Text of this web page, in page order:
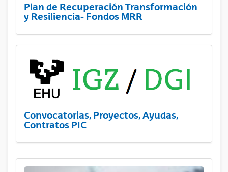
Plan de Recuperación Transformación
y Resiliencia- Fondos MRR
Convocatorias, Proyectos, Ayudas,
Contratos PIC